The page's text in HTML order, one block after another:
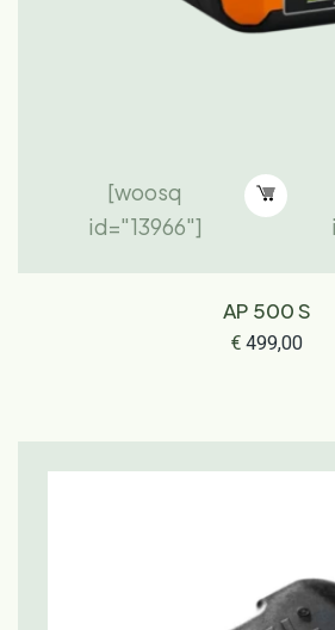
[woosq
id="13966"]
AP 500 S
€499,00